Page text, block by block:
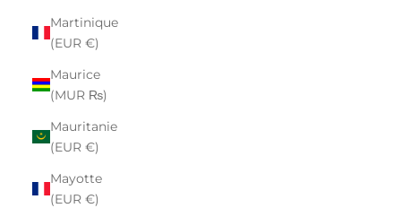
Martinique
(EUR €)
Maurice
(MUR ₨)
Mauritanie
(EUR €)
Mayotte
(EUR €)